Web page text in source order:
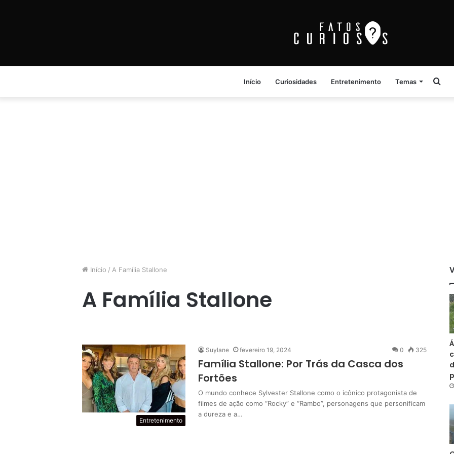
Início Curiosidades Entretenimento Temas
Início / A Família Stallone
A Família Stallone
Entretenimento
Suylane fevereiro 19, 2024 0 325
Família Stallone: Por Trás da Casca dos
Fortões
O mundo conhece Sylvester Stallone como o icônico protagonista de
filmes de ação como “Rocky” e “Rambo”, personagens que personificam
a dureza e a…